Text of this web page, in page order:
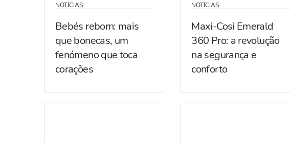
NOTÍCIAS
Bebés reborn: mais
que bonecas, um
fenómeno que toca
corações
NOTÍCIAS
Maxi-Cosi Emerald
360 Pro: a revolução
na segurança e
conforto